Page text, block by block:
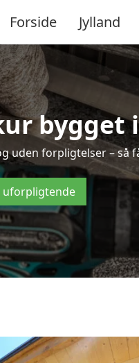
Forside Jylland
bygget
forpligtelser – så
uforpligtende